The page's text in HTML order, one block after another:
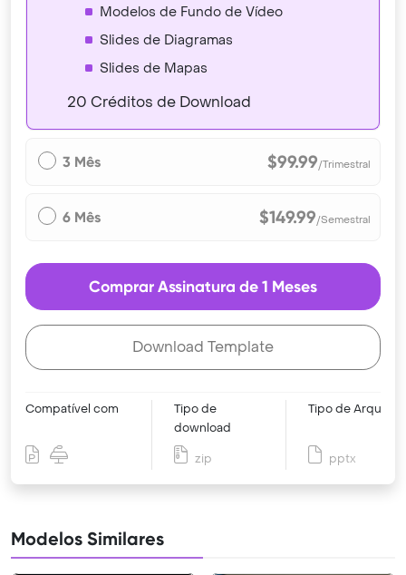
Modelos de Fundo de Vídeo
Slides de Diagramas
Slides de Mapas
20 Créditos de Download
3 Mês $99.99/Trimestral
6 Mês $149.99/Semestral
Comprar Assinatura de 1 Meses
Download Template
Compatível com
Tipo de
download
zip
Tipo de Arquivo
pptx
Modelos Similares